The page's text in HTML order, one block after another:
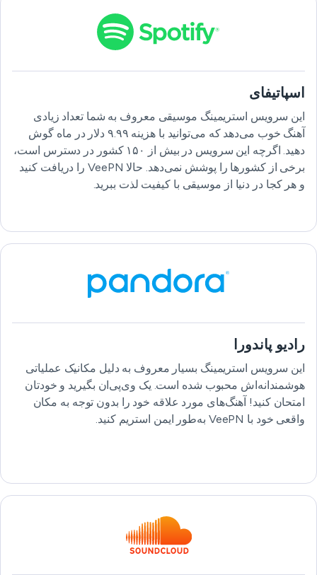
اسپاتیفای
این سرویس استریمینگ موسیقی معروف به شما تعداد زیادی
آهنگ خوب می‌دهد که می‌توانید با هزینه ۹.۹۹ دلار در ماه گوش
دهید. اگرچه این سرویس در بیش از ۱۵۰ کشور در دسترس است،
برخی از کشورها را پوشش نمی‌دهد. حالا VeePN را دریافت کنید
و هر کجا در دنیا از موسیقی با کیفیت لذت ببرید.
رادیو پاندورا
این سرویس استریمینگ بسیار معروف به دلیل مکانیک عملیاتی
هوشمندانه‌اش محبوب شده است. یک وی‌پی‌ان بگیرید و خودتان
امتحان کنید! آهنگ‌های مورد علاقه خود را بدون توجه به مکان
واقعی خود با VeePN به‌طور ایمن استریم کنید.